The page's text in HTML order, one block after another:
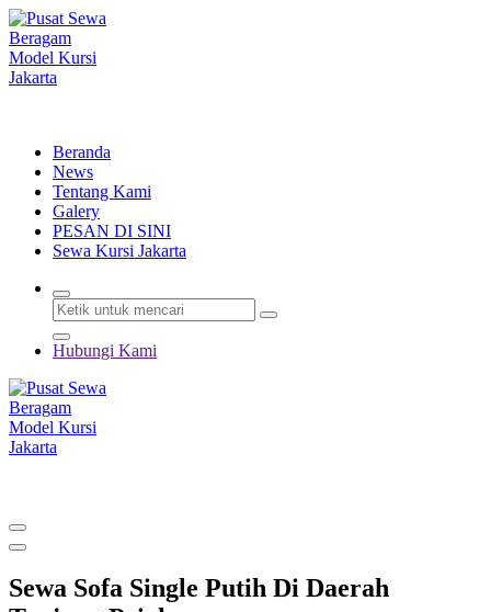
Lewati
ke
konten
Beranda
News
Tentang Kami
Galery
PESAN DI SINI
Sewa Kursi Jakarta
Hubungi Kami
Sewa Sofa Single Putih Di Daerah